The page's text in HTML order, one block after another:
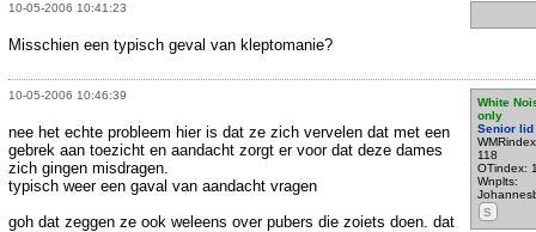
10-05-2006 10:41:23
Misschien een typisch geval van kleptomanie?
10-05-2006 10:46:39
White
only
Senior lid
118
OTindex:
Wnplts:
S
nee het echte probleem hier is dat ze zich vervelen dat met een
gebrek aan toezicht en aandacht zorgt er voor dat deze dames
zich gingen misdragen.
typisch weer een gaval van aandacht vragen
goh dat zeggen ze ook weleens over pubers die zoiets doen. dat